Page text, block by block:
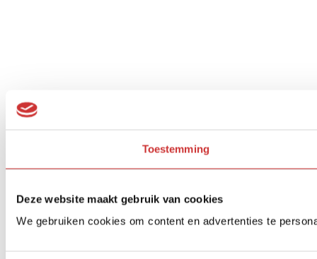
Toestemming
Deze website maakt gebruik van cookies
We gebruiken cookies om content en advertenties te